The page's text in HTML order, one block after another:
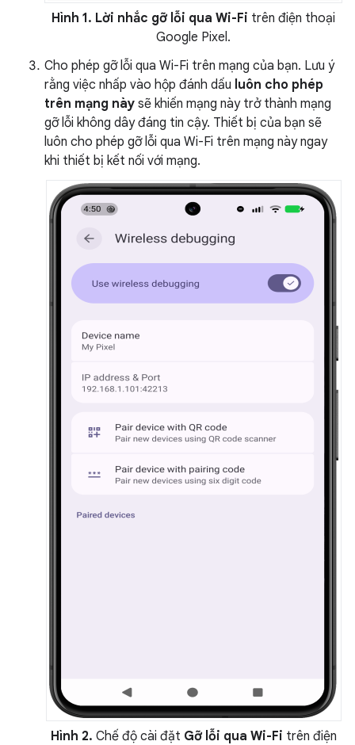
Hình 1. Lời nhắc gỡ lỗi qua Wi-Fi trên điện thoại
Google Pixel.
Cho phép gỡ lỗi qua Wi-Fi trên mạng của bạn. Lưu ý
rằng việc nhấp vào hộp đánh dấu luôn cho phép
trên mạng này sẽ khiến mạng này trở thành mạng
gỡ lỗi không dây đáng tin cậy. Thiết bị của bạn sẽ
luôn cho phép gỡ lỗi qua Wi-Fi trên mạng này ngay
khi thiết bị kết nối với mạng.
Hình 2. Chế độ cài đặt Gỡ lỗi qua Wi-Fi trên điện